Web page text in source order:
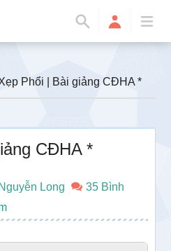
Phổi | Bài giảng CĐHA *
CĐHA *
Long
35 Bình